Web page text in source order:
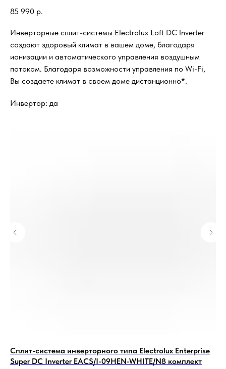
85 990 р.
Инверторные сплит-системы Electrolux Loft DC Inverter
создают здоровый климат в вашем доме, благодаря
ионизации и автоматического управления воздушным
потоком. Благодаря возможности управления по Wi-Fi,
Вы создаете климат в своем доме дистанционно*.
Инвертор: да
Сплит-система инверторного типа Electrolux Enterprise
Super DC Inverter EACS/I-09HEN-WHITE/N8 комплект